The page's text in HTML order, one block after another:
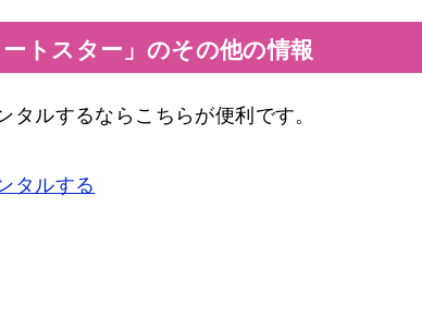
トスター」のその他の情報
ルするならこちらが便利です。
タルする